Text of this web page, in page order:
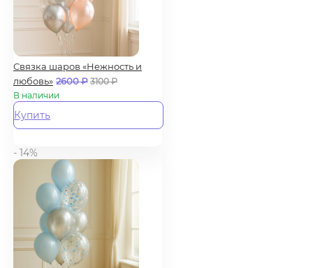
Связка шаров «Нежность и
любовь» 2600₽ 3100₽
В наличии
Купить
- 14%